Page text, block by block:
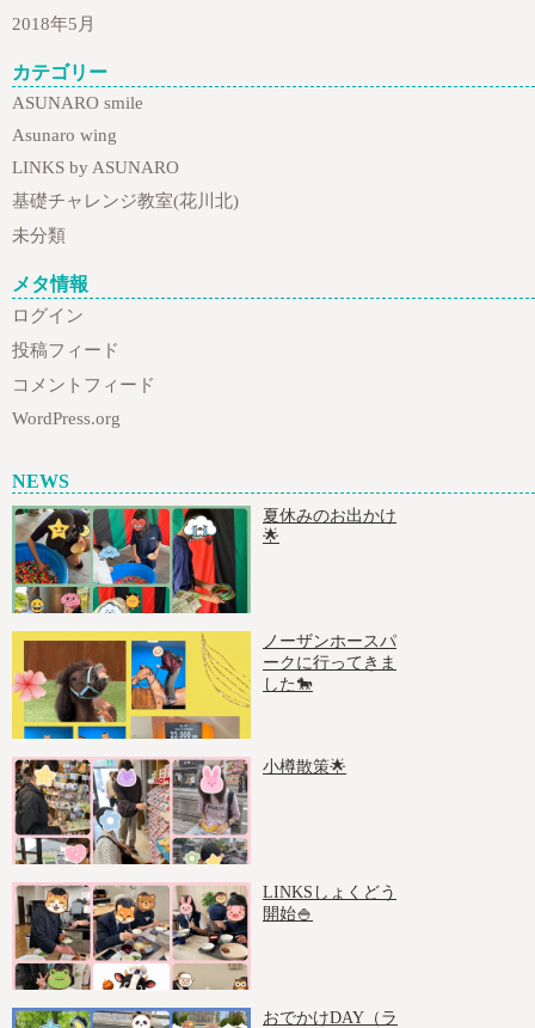
2018年5月
カテゴリー
ASUNARO smile
Asunaro wing
LINKS by ASUNARO
基礎チャレンジ教室(花川北)
未分類
メタ情報
ログイン
投稿フィード
コメントフィード
WordPress.org
NEWS
夏休みのお出かけ
🌟
ノーザンホースパ
ークに行ってきま
した🐎
小樽散策🌟
LINKSしょくどう
開始🍚
おでかけDAY（ラ